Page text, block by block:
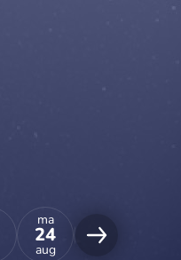
ma
24
aug
25
aug